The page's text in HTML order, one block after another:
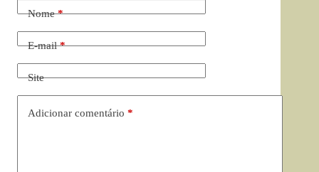
Nome*
E-mail*
Site
Adicionar comentário *